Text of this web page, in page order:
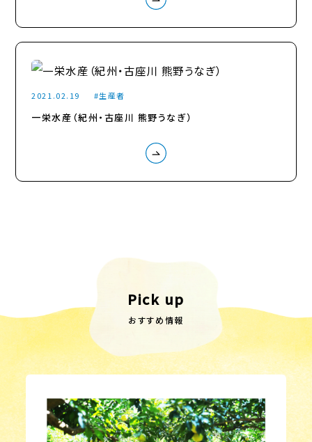
2021.02.19
一栄水産（紀州・古座川 熊野うなぎ）
生産者
Pick up
おすすめ情報